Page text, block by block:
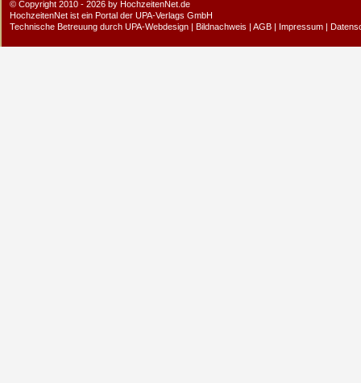
© Copyright 2010 - 2026 by HochzeitenNet.de
HochzeitenNet ist ein Portal der UPA-Verlags GmbH
Technische Betreuung durch UPA-Webdesign | Bildnachweis | AGB | Impressum |